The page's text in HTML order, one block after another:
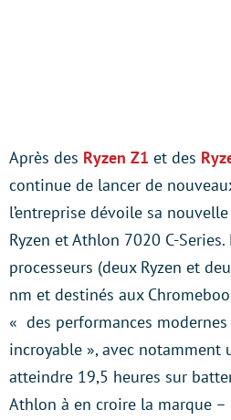
Après des Ryzen Z1 et des
continue de lancer de
l’entreprise dévoile sa
Ryzen et Athlon 7020 C-
processeurs (deux Ryzen et
nm et destinés aux
« des performances
incroyable », avec
atteindre 19,5 heures sur
Athlon à en croire la marque